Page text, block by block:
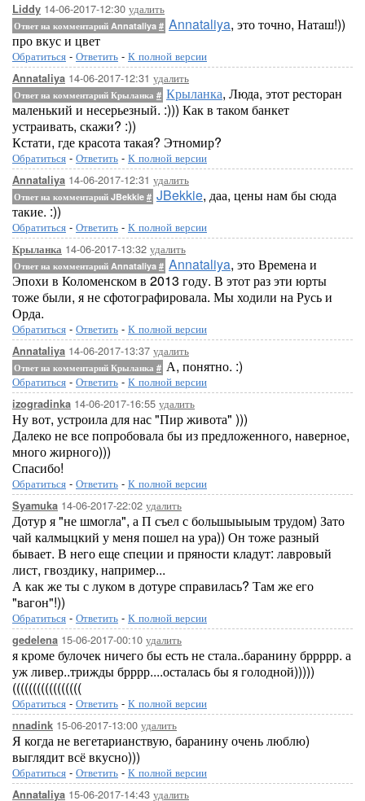
Liddy 14-06-2017-12:30 удалить
Ответ на комментарий Annataliya # Annataliya, это точно, Наташ!))
про вкус и цвет
Обратиться - Ответить - К полной версии
Annataliya 14-06-2017-12:31 удалить
Ответ на комментарий Крыланка # Крыланка, Люда, этот ресторан
маленький и несерьезный. :))) Как в таком банкет
устраивать, скажи? :))
Кстати, где красота такая? Этномир?
Обратиться - Ответить - К полной версии
Annataliya 14-06-2017-12:31 удалить
Ответ на комментарий JBekkie # JBekkie, даа, цены нам бы сюда
такие. :))
Обратиться - Ответить - К полной версии
Крыланка 14-06-2017-13:32 удалить
Ответ на комментарий Annataliya # Annataliya, это Времена и
Эпохи в Коломенском в 2013 году. В этот раз эти юрты
тоже были, я не сфотографировала. Мы ходили на Русь и
Орда.
Обратиться - Ответить - К полной версии
Annataliya 14-06-2017-13:37 удалить
Ответ на комментарий Крыланка # А, понятно. :)
Обратиться - Ответить - К полной версии
izogradinka 14-06-2017-16:55 удалить
Ну вот, устроила для нас "Пир живота" )))
Далеко не все попробовала бы из предложенного, наверное,
много жирного)))
Спасибо!
Обратиться - Ответить - К полной версии
Syamuka 14-06-2017-22:02 удалить
Дотур я "не шмогла", а П съел с большыыыым трудом) Зато
чай калмыцкий у меня пошел на ура)) Он тоже разный
бывает. В него еще специи и пряности кладут: лавровый
лист, гвоздику, например...
А как же ты с луком в дотуре справилась? Там же его
"вагон"!))
Обратиться - Ответить - К полной версии
gedelena 15-06-2017-00:10 удалить
я кроме булочек ничего бы есть не стала..баранину бррррр. а
уж ливер..трижды брррр....осталась бы я голодной)))))
(((((((((((((((((
Обратиться - Ответить - К полной версии
nnadink 15-06-2017-13:00 удалить
Я когда не вегетарианствую, баранину очень люблю)
выглядит всё вкусно)))
Обратиться - Ответить - К полной версии
Annataliya 15-06-2017-14:43 удалить